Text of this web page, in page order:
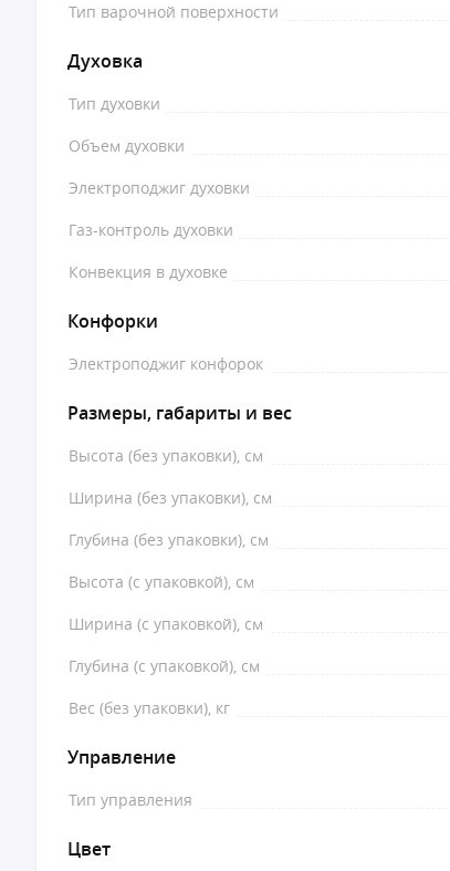
Тип варочной поверхности
Духовка
Тип духовки
Объем духовки
Электроподжиг духовки
Газ-контроль духовки
Конвекция в духовке
Конфорки
Электроподжиг конфорок
Размеры, габариты и вес
Высота (без упаковки), см
Ширина (без упаковки), см
Глубина (без упаковки), см
Высота (с упаковкой), см
Ширина (с упаковкой), см
Глубина (с упаковкой), см
Вес (без упаковки), кг
Управление
Тип управления
Цвет